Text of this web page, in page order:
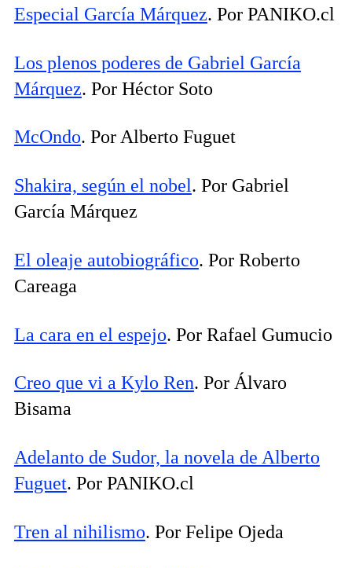
Especial García Márquez. Por PANIKO.cl
Los plenos poderes de Gabriel García
Márquez. Por Héctor Soto
McOndo. Por Alberto Fuguet
Shakira, según el nobel. Por Gabriel
García Márquez
El oleaje autobiográfico. Por Roberto
Careaga
La cara en el espejo. Por Rafael Gumucio
Creo que vi a Kylo Ren. Por Álvaro
Bisama
Adelanto de Sudor, la novela de Alberto
Fuguet. Por PANIKO.cl
Tren al nihilismo. Por Felipe Ojeda